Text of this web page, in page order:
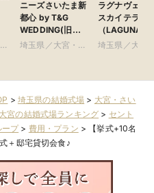
ニーズさいたま新
都心 by T&G
WEDDING(旧
ガーデンヒルズ迎
埼玉県／大宮・さ
ラグナヴェー
スカイテラス
（
SkyTerrace）
埼玉県／大宮
> 埼玉県の結婚式場 > 大宮・さい
大宮の結婚式場ランキング > セント
プ> 費用・プラン >
【挙式+10名
＋邸宅貸切会食♪